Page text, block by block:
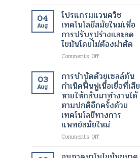
เปลี่ยนแปลง
ชีวิต
ของ
ผู้
ป่วย
ดูแล
รักษา
ทางการ
ผ่าตัด
สมัย
ใหม่
ความ
ปลอดภัย
ของ
ผู้
ป่วย
ฟื้นฟู
ผิว
ด้วย
เลเซอร์
เทคโนโลยี
ความ
สมัย
ใหม่
เพื่อ
ผิว
ที่
กระจ่าง
ใส
และ
04
Aug
โปรแกรมแวนควิช
เทคโนโลยีสมัยใหม่เพื่อ
การปรับรูปร่างและลด
ไขมันโดยไม่ต้องผ่าตัด
Comments Offon
แก
รม
แวน
ควิช
เทคโนโลยี
สมัย
ใหม่
เพื่อ
ปรับ
03
Aug
การบำบัดด้วยเซลล์ต้น
กำเนิดฟื้นฟูเนื้อเยื่อที่เสีย
หายให้กลับมาทำงานได้
ตามปกติอีกครั้งด้วย
เทคโนโลยีทางการ
แพทย์สมัยใหม่
Comments Offon
บำบัด